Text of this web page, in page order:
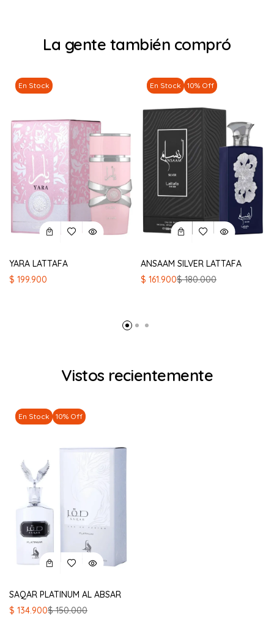
La gente también compró
En Stock
YARA LATTAFA
$ 199.900
En Stock 10% Off
ANSAAM SILVER LATTAFA
$180.000
El
$ 180.000.
$ 161.900
El
$ 161.900.
Vistos recientemente
En Stock 10% Off
SAQAR PLATINUM AL ABSAR
$150.000
El
$ 134.900
El